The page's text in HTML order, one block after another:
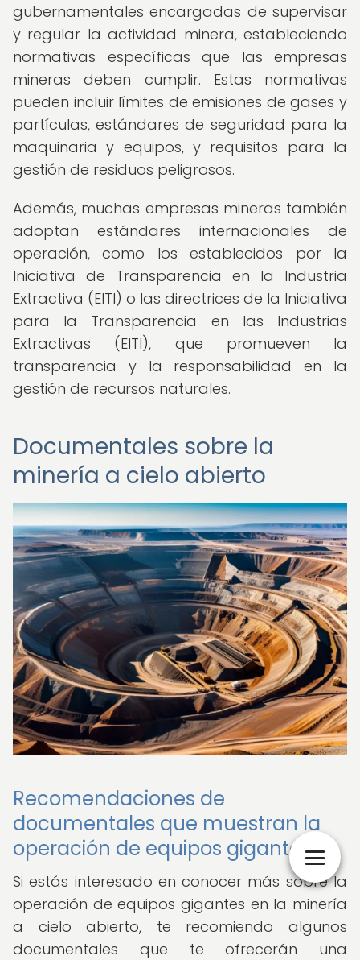
gubernamentales encargadas de supervisar
y regular la actividad minera, estableciendo
normativas específicas que las empresas
mineras deben cumplir. Estas normativas
pueden incluir límites de emisiones de gases y
partículas, estándares de seguridad para la
maquinaria y equipos, y requisitos para la
gestión de residuos peligrosos.
Además, muchas empresas mineras también
adoptan estándares internacionales de
operación, como los establecidos por la
Iniciativa de Transparencia en la Industria
Extractiva (EITI) o las directrices de la Iniciativa
para la Transparencia en las Industrias
Extractivas (EITI), que promueven la
transparencia y la responsabilidad en la
gestión de recursos naturales.
Documentales sobre la
minería a cielo abierto
Recomendaciones de
documentales que muestran la
operación de equipos gigantes
Si estás interesado en conocer más sobre la
operación de equipos gigantes en la minería
a cielo abierto, te recomiendo algunos
documentales que te ofrecerán una